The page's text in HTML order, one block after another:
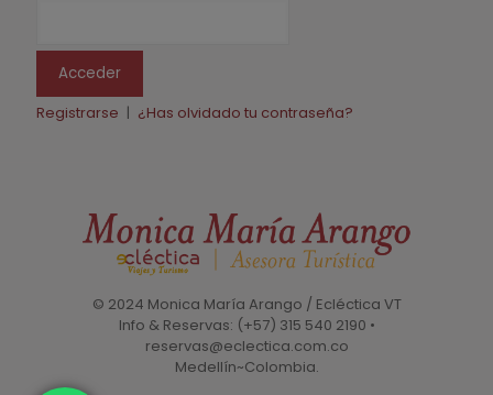
Registrarse | ¿Has olvidado tu contraseña?
© 2024 Monica María Arango / Ecléctica VT
Info & Reservas: (+57) 315 540 2190 •
reservas@eclectica.com.co
Medellín~Colombia.